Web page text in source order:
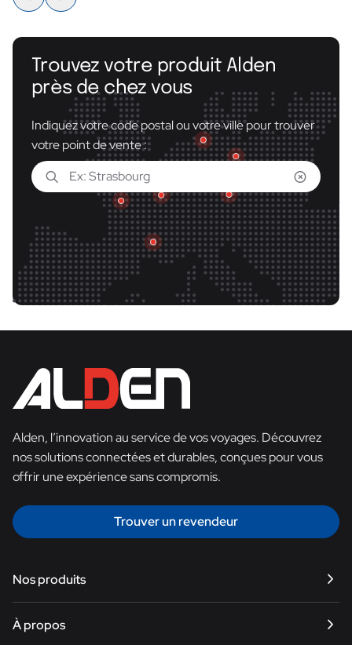
Trouvez votre produit Alden
près de chez vous
Indiquez votre code postal ou votre ville pour trouver
votre point de vente :
Alden, l’innovation au service de vos voyages. Découvrez
nos solutions connectées et durables, conçues pour vous
offrir une expérience sans compromis.
Trouver un revendeur
Nos produits
Satellite
À propos